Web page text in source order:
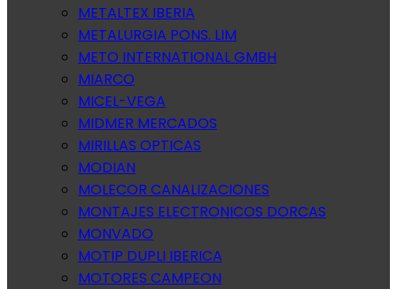
METALTEX IBERIA
METALURGIA PONS. LIM
METO INTERNATIONAL GMBH
MIARCO
MICEL-VEGA
MIDMER MERCADOS
MIRILLAS OPTICAS
MODIAN
MOLECOR CANALIZACIONES
MONTAJES ELECTRONICOS DORCAS
MONVADO
MOTIP DUPLI IBERICA
MOTORES CAMPEON